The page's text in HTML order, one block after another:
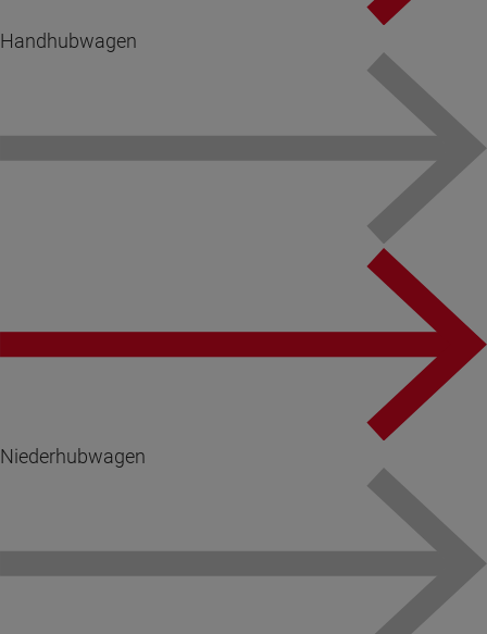
Handhubwagen
Niederhubwagen